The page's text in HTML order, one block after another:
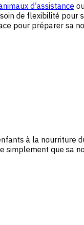
d'assistance
de flexibilité pour
pour préparer sa
à la nourriture
que sa